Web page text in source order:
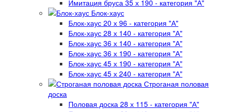
Имитация бруса 35 х 190 - категория "А"
Блок-хаус
Блок-хаус 20 х 96 - категория "А"
Блок-хаус 28 х 140 - категория "А"
Блок-хаус 36 х 140 - категория "А"
Блок-хаус 36 х 190 - категория "А"
Блок-хаус 45 х 190 - категория "А"
Блок-хаус 45 х 240 - категория "А"
Строганая половая
доска
Половая доска 28 х 115 - категория "А"